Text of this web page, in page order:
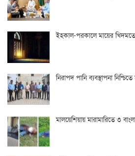
ইহকাল-পরকালে মায়ের
নিরাপদ পানি ব্যবস্থাপনা
মালয়েশিয়ায় মারামারিতে ৩